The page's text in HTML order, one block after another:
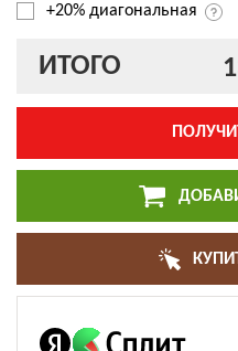
+20% диагональная
ИТОГО